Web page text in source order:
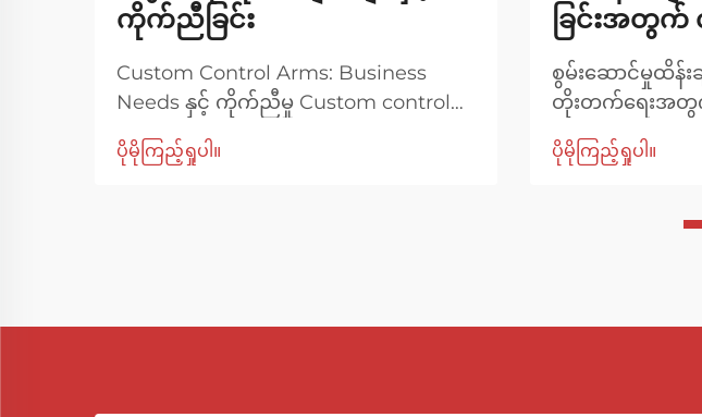
ကိုက်ညီခြင်း
Custom Control Arms: Business
Needs နှင့် ကိုက်ညီမှု Custom control
size-fits-all အစိတ်အပိုင်းများနှင့်မတူဘဲ၊
ပိုမိုကြည့်ရှုပါ။
ခြင်းအတွက်
စွမ်းဆောင်မှုထိန်း
တိုးတက်ရေးအတွ
ချိတ်ဆက်မှုစနစ်၏
ကို ချိတ်ဆက်ပေးပ
ပိုမိုကြည့်ရှုပါ။